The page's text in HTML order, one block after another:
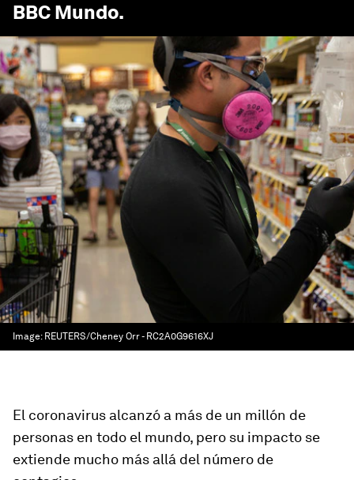
BBC Mundo.
Image: REUTERS/Cheney Orr - RC2A0G9616XJ
El coronavirus alcanzó a más de un millón de
personas en todo el mundo, pero su impacto se
extiende mucho más allá del número de